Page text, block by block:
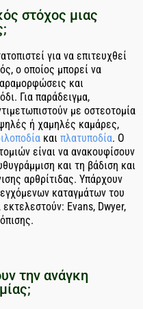
στόχος μιας
για να επιτευχθεί
ο οποίος μπορεί να
και
Για παράδειγμα,
με οστεοτομία
ή χαμηλές καμάρες,
και πλατυποδία. Ο
είναι να ανακουφίσουν
και τη βάδιση και
αρθρίτιδας. Υπάρχουν
καταγμάτων του
Evans, Dwyer,
την ανάγκη